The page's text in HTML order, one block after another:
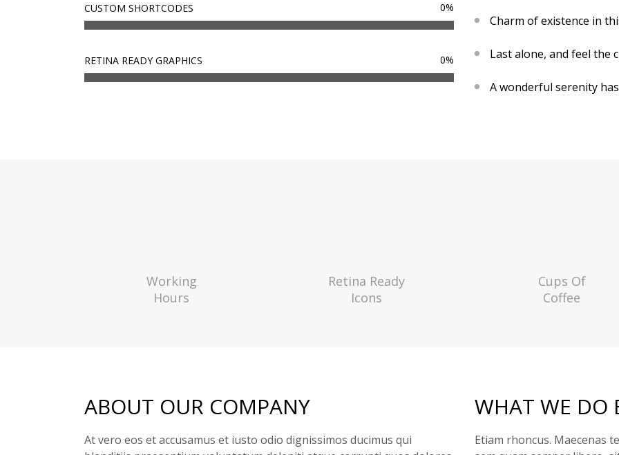
CUSTOM SHORTCODES 0%
RETINA READY GRAPHICS 0%
Charm of existence in
Last alone, and feel the
A wonderful serenity
Working
Hours
Retina Ready
Icons
Cups Of
Coffee
ABOUT OUR COMPANY
At vero eos et accusamus et iusto odio dignissimos ducimus qui
WHAT WE DO
Etiam rhoncus. Maecenas